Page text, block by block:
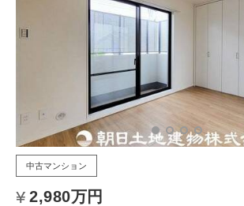
中古マンション
2,980万円